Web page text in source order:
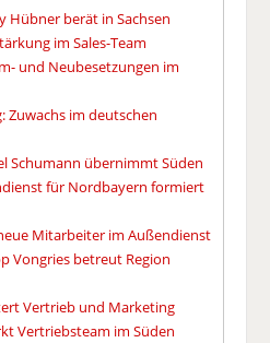
Hübner berät in Sachsen
im Sales-Team
und Neubesetzungen im
Zuwachs im deutschen
Schumann übernimmt Süden
für Nordbayern formiert
Mitarbeiter im Außendienst
Vongries betreut Region
Vertrieb und Marketing
Vertriebsteam im Süden